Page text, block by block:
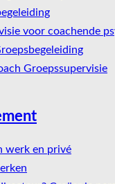
voor coachende
Groepssupervisie
werk en privé